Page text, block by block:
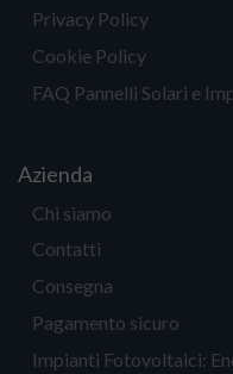
Privacy Policy
Cookie Policy
FAQ Pannelli Solari e
Azienda
Chi siamo
Contatti
Consegna
Pagamento sicuro
Impianti Fotovoltaici: